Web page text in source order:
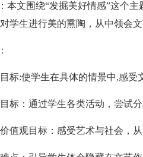
本文围绕“发掘美好情感”这个
学生进行美的熏陶，从中领会文
标:使学生在具体的情景中,感受
标：通过学生各类活动，尝试
值观目标：感受艺术与社会，